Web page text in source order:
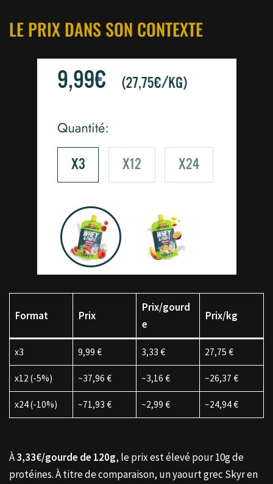
LE PRIX DANS SON CONTEXTE
Format Prix
Prix/gourd
e
Prix/kg
x3 9,99 € 3,33 € 27,75 €
x12 (-5%) ~37,96 € ~3,16 € ~26,37 €
x24 (-10%) ~71,93 € ~2,99 € ~24,94 €
À3,33€/gourde de 120g, le prix est élevé pour 10g de
protéines. À titre de comparaison, un yaourt grec Skyr en